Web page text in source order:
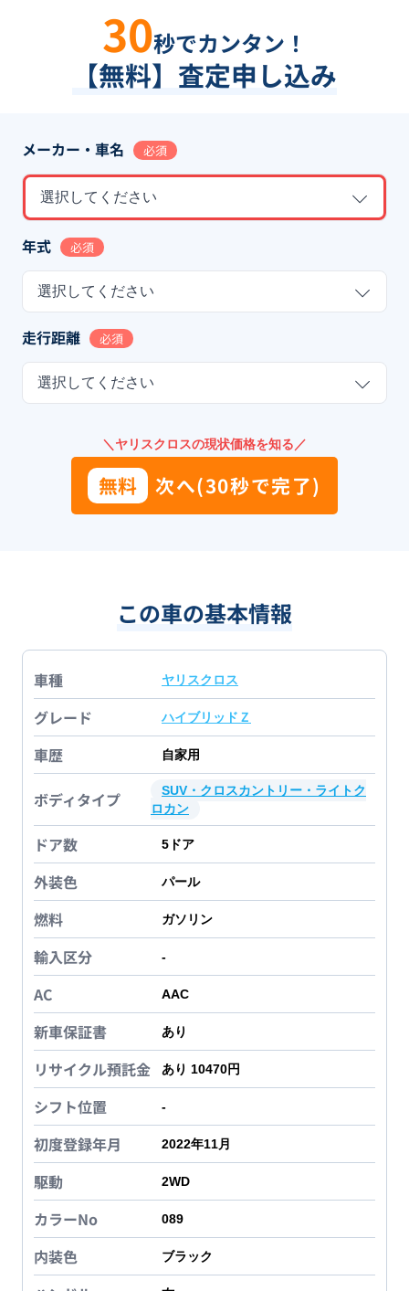
30秒でカンタン！
【無料】査定申し込み
メーカー・車名 必須
選択してください
年式 必須
選択してください
走行距離 必須
選択してください
＼ヤリスクロスの現状価格を知る／
無料 次へ(30秒で完了)
この車の基本情報
車種 ヤリスクロス
グレード ハイブリッドＺ
車歴 自家用
ボディタイプ
SUV・クロスカントリー・ライトク
ロカン
ドア数 5 ドア
外装色 パール
燃料 ガソリン
輸入区分 -
AC AAC
新車保証書 あり
リサイクル預託金 あり 10470円
シフト位置 -
初度登録年月 2022年11月
駆動 2WD
カラーNo 089
内装色 ブラック